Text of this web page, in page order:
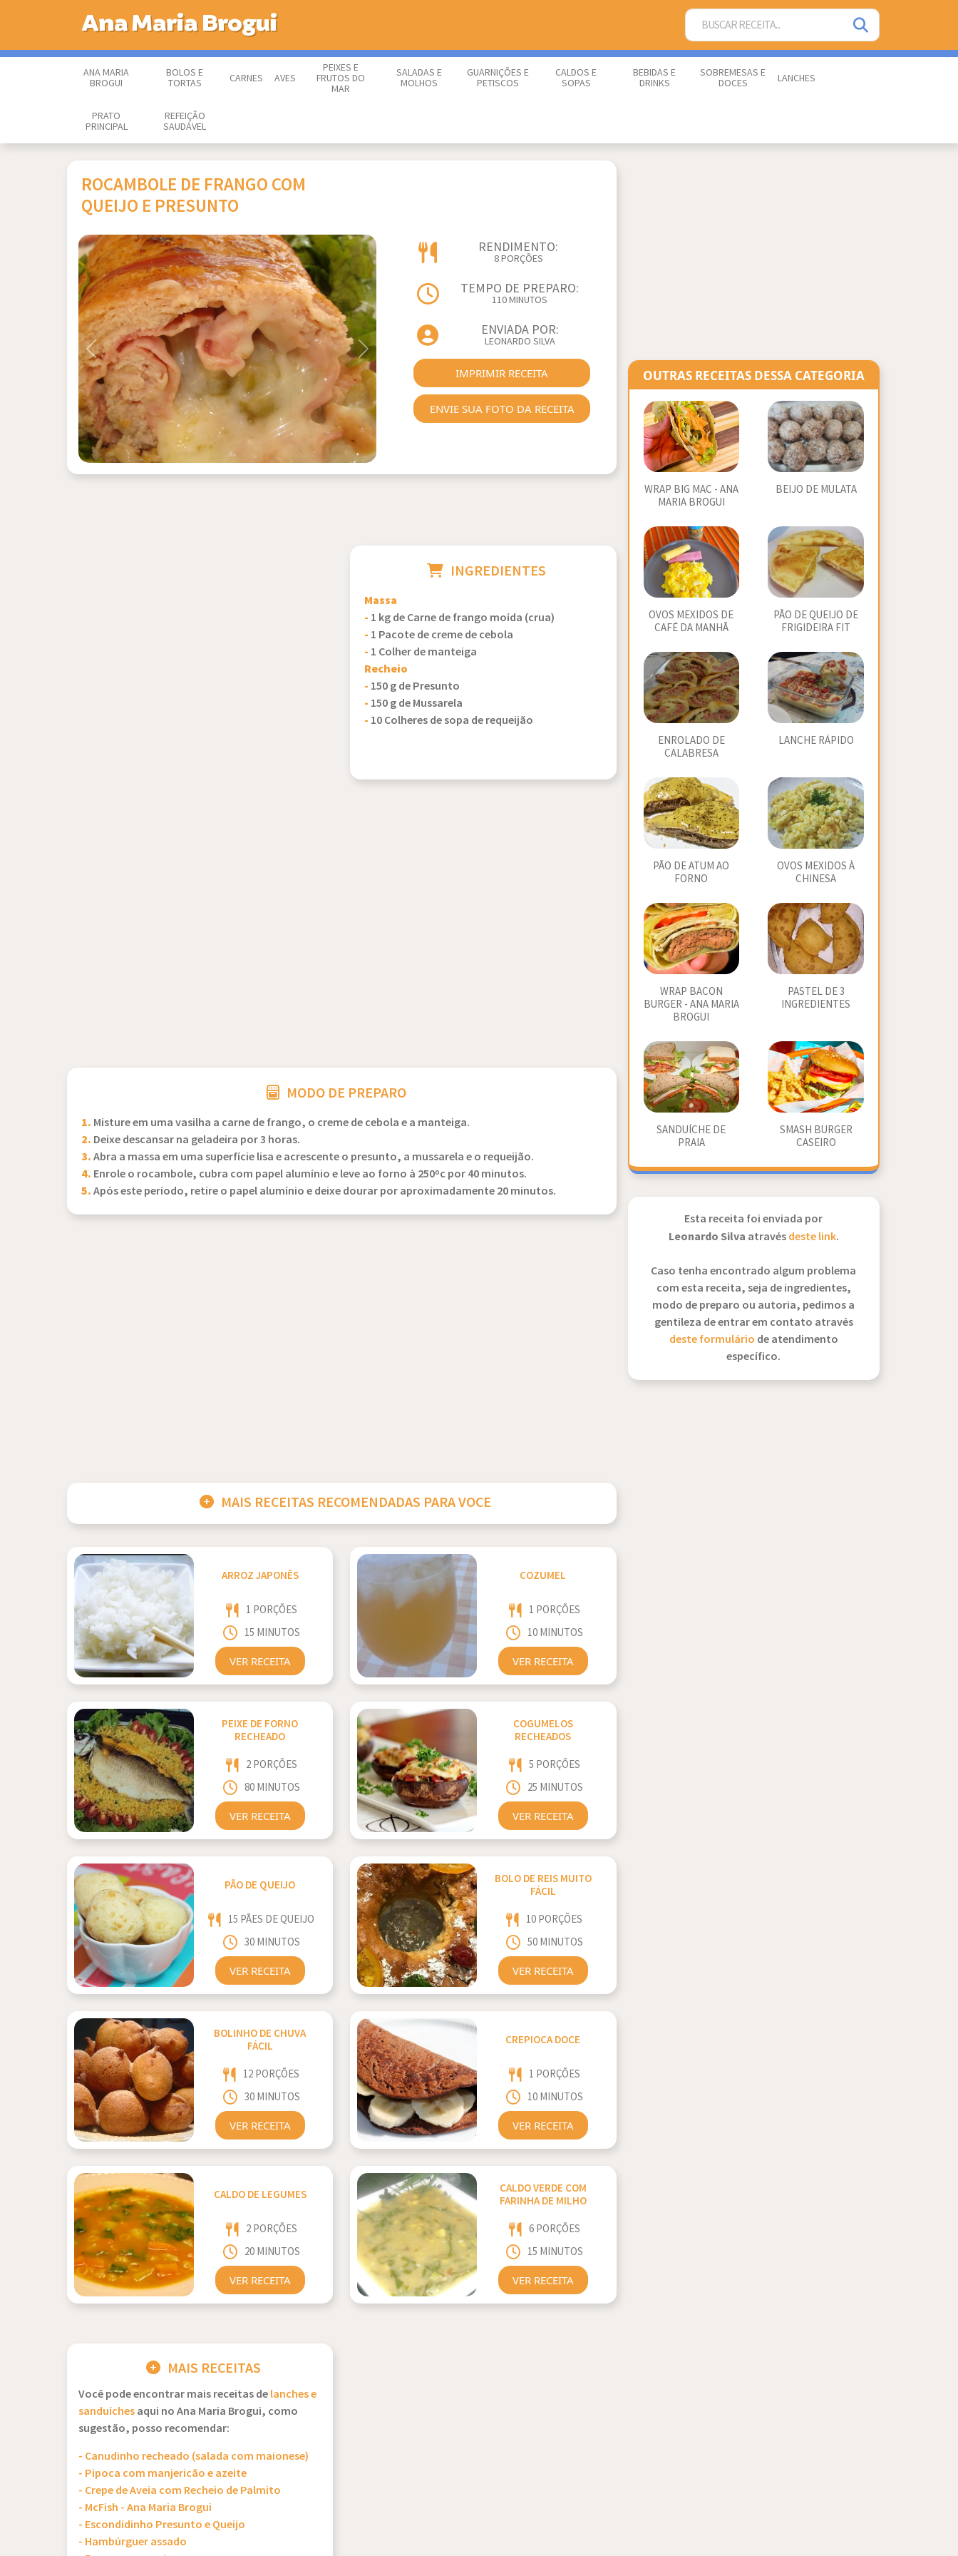
Ana Maria Brogui
ANA MARIA
BROGUI
BOLOS E
TORTAS
CARNES AVES
PEIXES E
FRUTOS DO
MAR
SALADAS E
MOLHOS
GUARNIÇÕES E
PETISCOS
CALDOS E
SOPAS
BEBIDAS E
DRINKS
SOBREMESAS E
DOCES
LANCHES
PRATO
PRINCIPAL
REFEIÇÃO
SAUDÁVEL
ROCAMBOLE DE FRANGO COM
QUEIJO E PRESUNTO
Previous Next
RENDIMENTO:
8 PORÇÕES
TEMPO DE PREPARO:
110 MINUTOS
ENVIADA POR:
LEONARDO SILVA
IMPRIMIR RECEITA
ENVIE SUA FOTO DA RECEITA
INGREDIENTES
Massa
- 1 kg de Carne de frango moída (crua)
- 1 Pacote de creme de cebola
- 1 Colher de manteiga
Recheio
- 150 g de Presunto
- 150 g de Mussarela
- 10 Colheres de sopa de requeijão
MODO DE PREPARO
1. Misture em uma vasilha a carne de frango, o creme de cebola e a manteiga.
2. Deixe descansar na geladeira por 3 horas.
3.Abra a massa em uma superfície lisa e acrescente o presunto, a mussarela e o requeijão.
4. Enrole o rocambole, cubra com papel alumínio e leve ao forno à 250ºc por 40 minutos.
5.Após este período, retire o papel alumínio e deixe dourar por aproximadamente 20 minutos.
MAIS RECEITAS RECOMENDADAS PARA VOCE
ARROZ JAPONÊS
1 PORÇÕES
15 MINUTOS
VER RECEITA
COZUMEL
1 PORÇÕES
10 MINUTOS
VER RECEITA
PEIXE DE FORNO
RECHEADO
2 PORÇÕES
80 MINUTOS
VER RECEITA
COGUMELOS
RECHEADOS
5 PORÇÕES
25 MINUTOS
VER RECEITA
PÃO DE QUEIJO
15 PÃES DE QUEIJO
30 MINUTOS
VER RECEITA
BOLO DE REIS MUITO
FÁCIL
10 PORÇÕES
50 MINUTOS
VER RECEITA
BOLINHO DE CHUVA
FÁCIL
12 PORÇÕES
30 MINUTOS
VER RECEITA
CREPIOCA DOCE
1 PORÇÕES
10 MINUTOS
VER RECEITA
CALDO DE LEGUMES
2 PORÇÕES
20 MINUTOS
VER RECEITA
CALDO VERDE COM
FARINHA DE MILHO
6 PORÇÕES
15 MINUTOS
VER RECEITA
MAIS RECEITAS
Você pode encontrar mais receitas delanches e
sanduíchesaqui no Ana Maria Brogui, como
sugestão, posso recomendar:
- Canudinho recheado (salada com maionese)
- Pipoca com manjericão e azeite
- Crepe de Aveia com Recheio de Palmito
- McFish - Ana Maria Brogui
- Escondidinho Presunto e Queijo
- Hambúrguer assado
OUTRAS RECEITAS DESSA CATEGORIA
WRAP BIG MAC - ANA
MARIA BROGUI
BEIJO DE MULATA
OVOS MEXIDOS DE
CAFÉ DA MANHÃ
PÃO DE QUEIJO DE
FRIGIDEIRA FIT
ENROLADO DE
CALABRESA
LANCHE RÁPIDO
PÃO DE ATUM AO
FORNO
OVOS MEXIDOS À
CHINESA
WRAP BACON
BURGER - ANA MARIA
BROGUI
PASTEL DE 3
INGREDIENTES
SANDUÍCHE DE
PRAIA
SMASH BURGER
CASEIRO
Esta receita foi enviada por
Leonardo Silva atravésdeste link.
Caso tenha encontrado algum problema
com esta receita, seja de ingredientes,
modo de preparo ou autoria, pedimos a
gentileza de entrar em contato através
deste formulário de atendimento
específico.